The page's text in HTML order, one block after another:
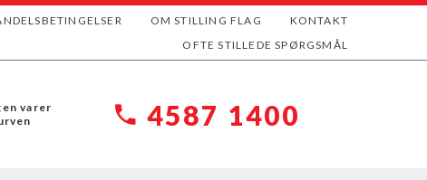
OM STILLING FLAG
KONTAKT
OFTE STILLEDE SPØRGSMÅL
varer
4587 1400